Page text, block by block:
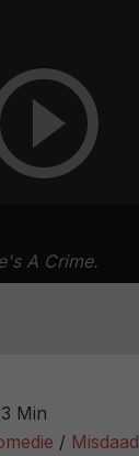
A Crime.
/ 74452
Min
Misdaad